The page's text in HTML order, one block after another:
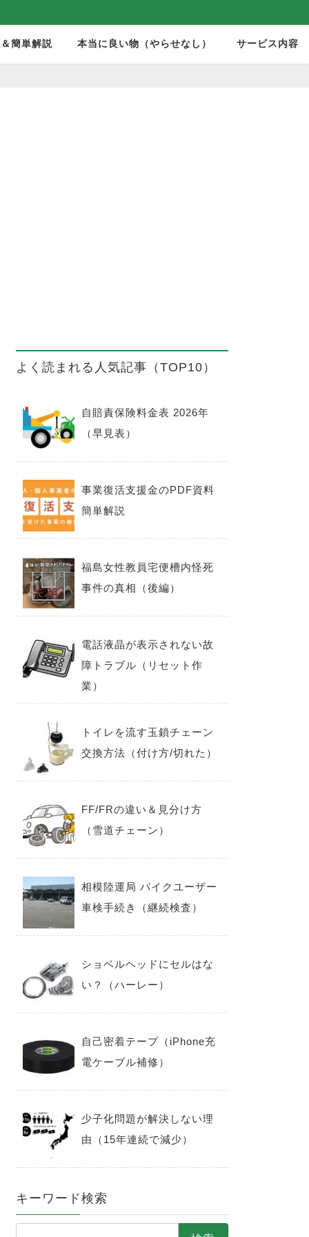
簡単解説 本当に良い物（やらせなし） サービス内容
よく読まれる人気記事（TOP10）
自賠責保険料金表 2026年
（早見表）
事業復活支援金のPDF資料
簡単解説
福島女性教員宅便槽内怪死
事件の真相（後編）
電話液晶が表示されない故
障トラブル（リセット作
業）
トイレを流す玉鎖チェーン
交換方法（付け方/切れた）
FF/FRの違い＆見分け方
（雪道チェーン）
相模陸運局 バイクユーザー
車検手続き（継続検査）
ショベルヘッドにセルはな
い？（ハーレー）
自己密着テープ（iPhone充
電ケーブル補修）
少子化問題が解決しない理
由（15年連続で減少）
キーワード検索